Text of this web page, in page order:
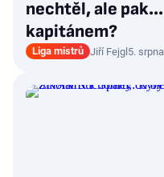
nechtěl, ale
kapitánem?
Liga mistrů Jiří Fejgl5.